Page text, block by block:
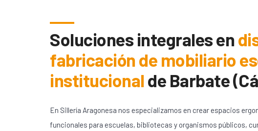
Soluciones integrales en
fabricación de mobiliario
institucionalde Barbate
En Sillería Aragonesa nos especializamos en crear espacios
funcionales para escuelas, bibliotecas y organismos públicos,